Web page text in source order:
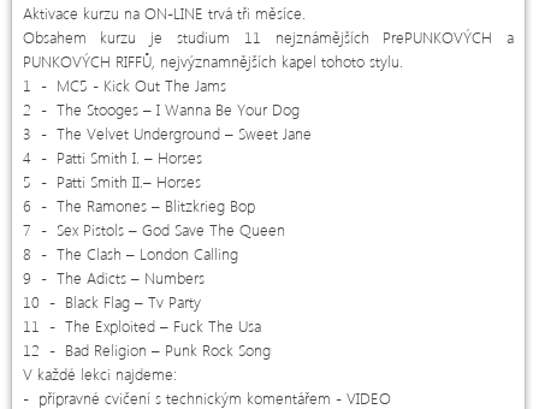
Aktivace kurzu na ON-LINE trvá tři měsíce.
Obsahem kurzu je studium 11 nejznámějších PrePUNKOVÝCH a
PUNKOVÝCH RIFFŮ, nejvýznamnějších kapel tohoto stylu.
1 - MC5 - Kick Out The Jams
2 - The Stooges – I Wanna Be Your Dog
3 - The Velvet Underground – Sweet Jane
4 - Patti Smith I. – Horses
5 - Patti Smith II.– Horses
6 - The Ramones – Blitzkrieg Bop
7 - Sex Pistols – God Save The Queen
8 - The Clash – London Calling
9 - The Adicts – Numbers
10 - Black Flag – Tv Party
11 - The Exploited – Fuck The Usa
12 - Bad Religion – Punk Rock Song
V každé lekci najdeme:
- přípravné cvičení s technickým komentářem - VIDEO